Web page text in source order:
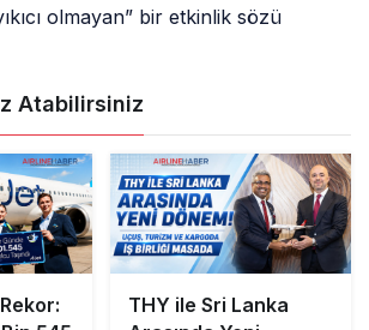
olmayan” bir etkinlik sözü
Atabilirsiniz
THY ile Sri Lanka